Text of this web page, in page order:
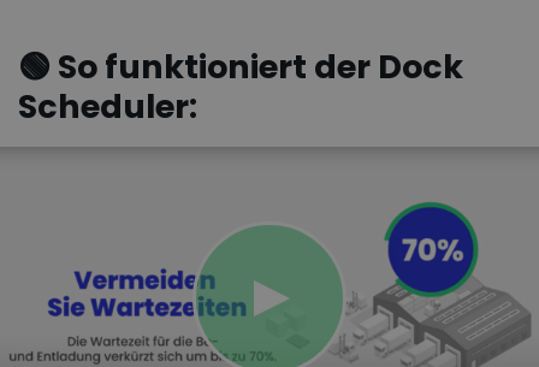
🟢 So funktioniert der Dock
Scheduler: